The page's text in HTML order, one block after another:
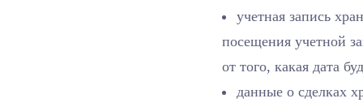
учетная запись
посещения учетной
от того, какая дата
данные о сделках